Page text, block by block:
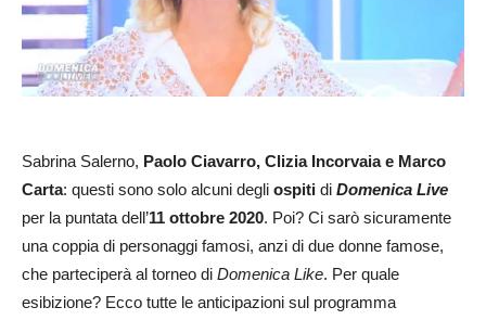
Sabrina Salerno, Paolo Ciavarro, Clizia Incorvaia e Marco
Carta: questi sono solo alcuni degli ospiti di Domenica Live
per la puntata dell’11 ottobre 2020. Poi? Ci sarò sicuramente
una coppia di personaggi famosi, anzi di due donne famose,
che parteciperà al torneo di Domenica Like. Per quale
esibizione? Ecco tutte le anticipazioni sul programma